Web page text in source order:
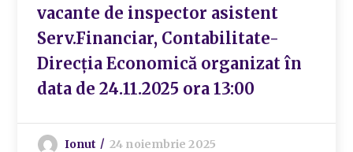
vacante de inspector asistent
Serv.Financiar, Contabilitate-
Direcția Economică organizat în
data de 24.11.2025 ora 13:00
Ionut 24 noiembrie 2025